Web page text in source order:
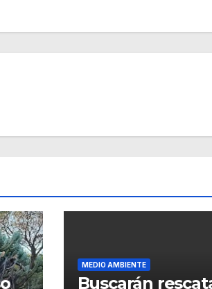
MEDIO AMBIENTE
Buscarán